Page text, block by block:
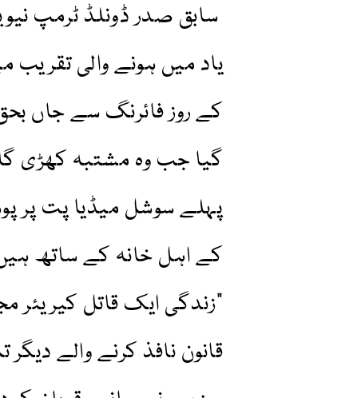
سابق صدر ڈونلڈ ٹرمپ
یاد میں ہونے والی تقریب
کے روز فائرنگ سے جاں
گیا جب وہ مشتبہ کھڑی
پہلے سوشل میڈیا پت پر
کے اہل خانہ کے ساتھ
"زندگی ایک قاتل کیریئر
قانون نافذ کرنے والے